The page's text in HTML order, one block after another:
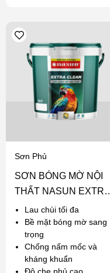
Sơn Phủ
SƠN BÓNG MỜ NỘI
THẤT NASUN EXTRA
CLEAN
Lau chùi tối đa
Bề mặt bóng mờ sang
trọng
Chống nấm mốc và
kháng khuẩn
Độ che phủ cao